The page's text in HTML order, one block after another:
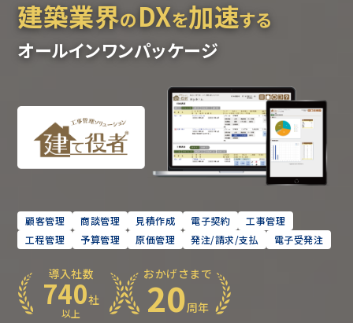
建築業界のDXを加速する
オールインワンパッケージ
顧客管理 商談管理 見積作成 電子契約
工事管理
工程管理
予算管理 原価管理 発注/請求/支払 電子受発注
導入社数
740社
以上
おかげさまで
20周年